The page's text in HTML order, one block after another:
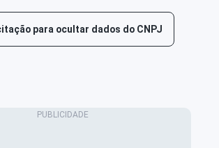
para ocultar dados do CNPJ